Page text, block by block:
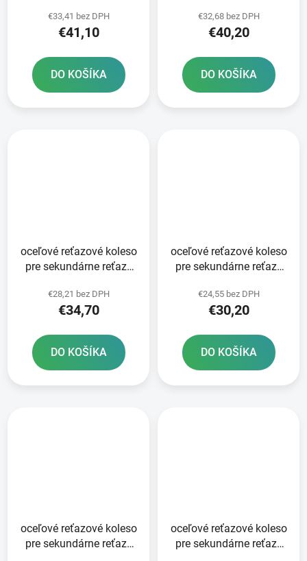
Anglicko 50 zubov
€33,41 bez DPH
€41,10
DO KOŠÍKA
€32,68 bez DPH
€40,20
DO KOŠÍKA
oceľové reťazové koleso
pre sekundárne reťaze
zubov
€28,21 bez DPH
€34,70
DO KOŠÍKA
oceľové reťazové koleso
pre sekundárne reťaze
zubov
€24,55 bez DPH
€30,20
DO KOŠÍKA
oceľové reťazové koleso
pre sekundárne reťaze
oceľové reťazové koleso
pre sekundárne reťaze